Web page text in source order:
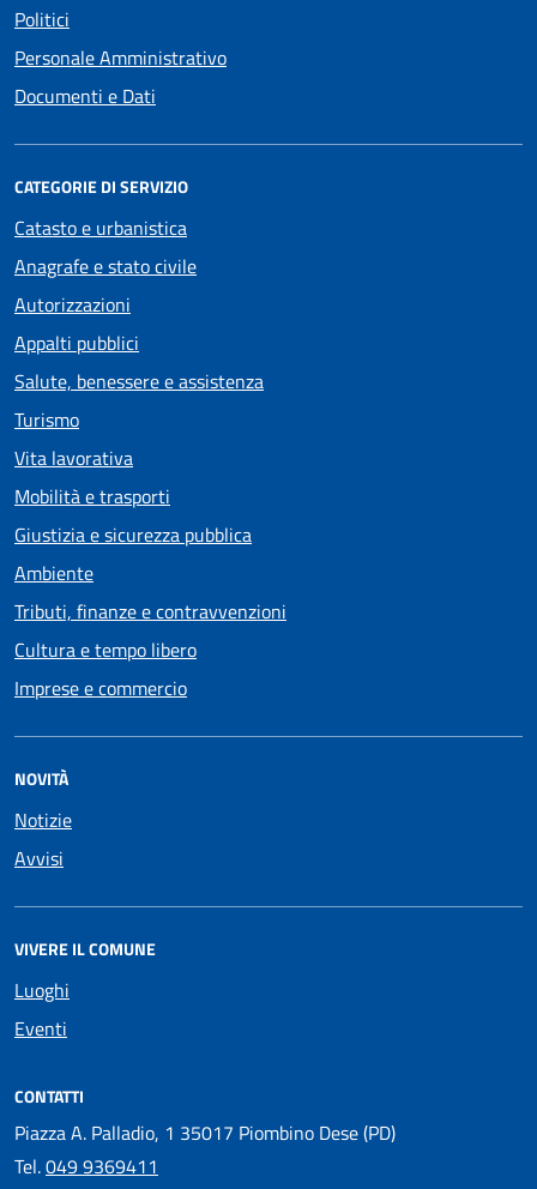
Politici
Personale Amministrativo
Documenti e Dati
CATEGORIE DI SERVIZIO
Catasto e urbanistica
Anagrafe e stato civile
Autorizzazioni
Appalti pubblici
Salute, benessere e assistenza
Turismo
Vita lavorativa
Mobilità e trasporti
Giustizia e sicurezza pubblica
Ambiente
Tributi, finanze e contravvenzioni
Cultura e tempo libero
Imprese e commercio
NOVITÀ
Notizie
Avvisi
VIVERE IL COMUNE
Luoghi
Eventi
CONTATTI
Piazza A. Palladio, 1 35017 Piombino Dese (PD)
Tel.049 9369411